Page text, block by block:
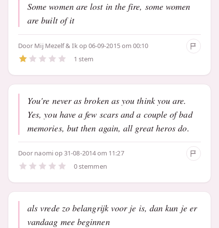
Some women are lost in the fire, some women
are built of it
Door Mij Mezelf & Ikop 06-09-2015 om 00:10
1 stem
You're never as broken as you think you are.
Yes, you have a few scars and a couple of bad
memories, but then again, all great heros do.
Door naomiop 31-08-2014 om 11:27
0 stemmen
als vrede zo belangrijk voor je is, dan kun je er
vandaag mee beginnen